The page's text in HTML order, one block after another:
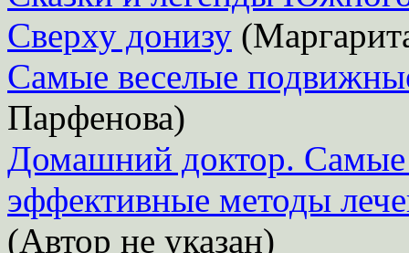
Сверху донизу
Самые веселые
Парфенова)
Домашний доктор. Самые
эффективные методы
(Автор не указан)